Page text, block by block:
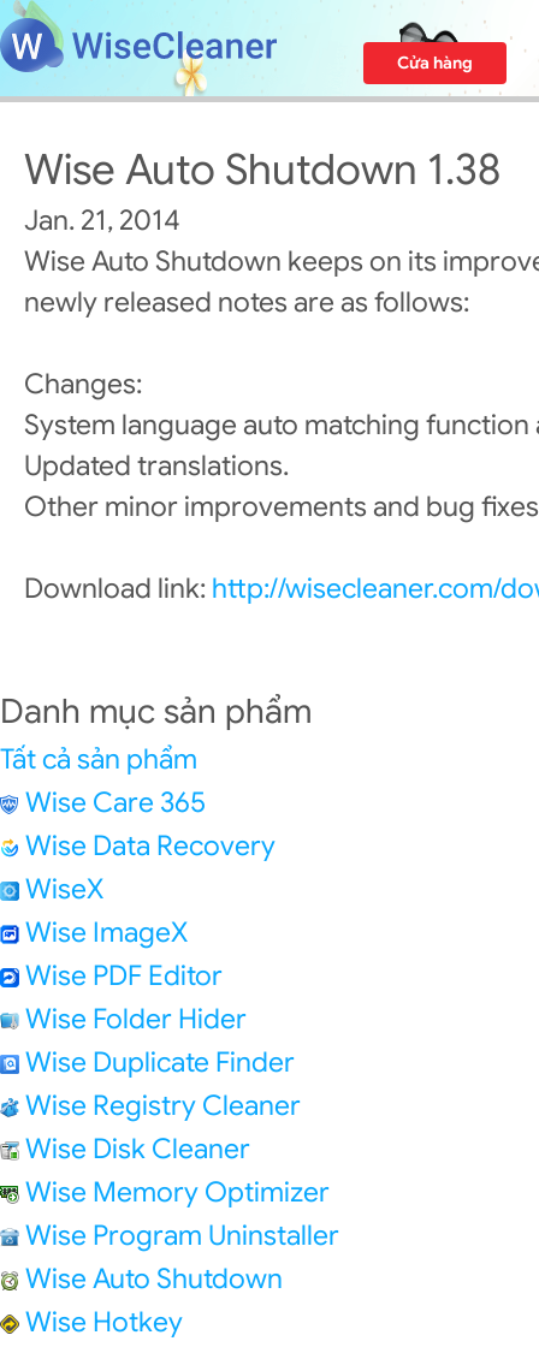
Cửa hàng
Wise Auto Shutdown 1.38
Jan. 21, 2014
Wise Auto Shutdown keeps on its
newly released notes are as follows:
Changes:
System language auto matching function
Updated translations.
Other minor improvements and bug
Download link: http://wisecleaner.com/
Danh mục sản phẩm
Tất cả sản phẩm
Wise Care 365
Wise Data Recovery
WiseX
Wise ImageX
Wise PDF Editor
Wise Folder Hider
Wise Duplicate Finder
Wise Registry Cleaner
Wise Disk Cleaner
Wise Memory Optimizer
Wise Program Uninstaller
Wise Auto Shutdown
Wise Hotkey